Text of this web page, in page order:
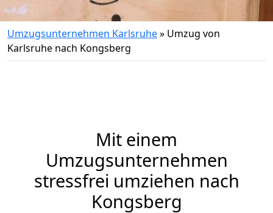
Umzugsunternehmen Karlsruhe» Umzug von
Karlsruhe nach Kongsberg
Mit einem
Umzugsunternehmen
stressfrei umziehen nach
Kongsberg